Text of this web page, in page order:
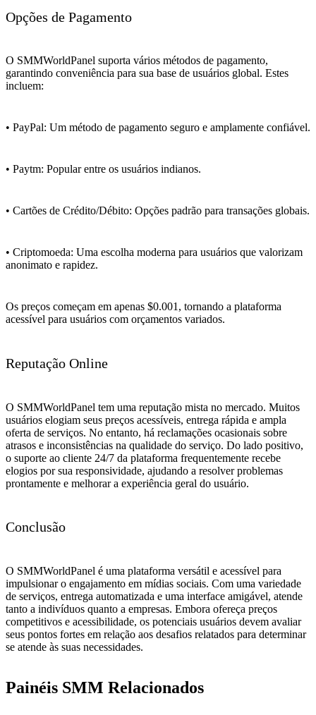
Opções de Pagamento
O SMMWorldPanel suporta vários métodos de pagamento,
garantindo conveniência para sua base de usuários global. Estes
incluem:
• PayPal: Um método de pagamento seguro e amplamente confiável.
• Paytm: Popular entre os usuários indianos.
• Cartões de Crédito/Débito: Opções padrão para transações globais.
• Criptomoeda: Uma escolha moderna para usuários que valorizam
anonimato e rapidez.
Os preços começam em apenas $0.001, tornando a plataforma
acessível para usuários com orçamentos variados.
Reputação Online
O SMMWorldPanel tem uma reputação mista no mercado. Muitos
usuários elogiam seus preços acessíveis, entrega rápida e ampla
oferta de serviços. No entanto, há reclamações ocasionais sobre
atrasos e inconsistências na qualidade do serviço. Do lado positivo,
o suporte ao cliente 24/7 da plataforma frequentemente recebe
elogios por sua responsividade, ajudando a resolver problemas
prontamente e melhorar a experiência geral do usuário.
Conclusão
O SMMWorldPanel é uma plataforma versátil e acessível para
impulsionar o engajamento em mídias sociais. Com uma variedade
de serviços, entrega automatizada e uma interface amigável, atende
tanto a indivíduos quanto a empresas. Embora ofereça preços
competitivos e acessibilidade, os potenciais usuários devem avaliar
seus pontos fortes em relação aos desafios relatados para determinar
se atende às suas necessidades.
Painéis SMM Relacionados